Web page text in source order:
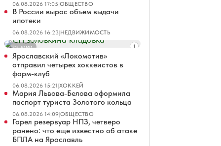
06.08.2026 17:05|ОБЩЕСТВО
В России вырос объем выдачи
ипотеки
06.08.2026 16:23|НЕДВИЖИМОСТЬ
Реклама
Ярославский «Локомотив»
отправил четырех хоккеистов в
фарм-клуб
06.08.2026 15:21|ХОККЕЙ
Мария Львова-Белова оформила
паспорт туриста Золотого кольца
06.08.2026 14:09|ОБЩЕСТВО
Горел резервуар НПЗ, четверо
ранено: что еще известно об атаке
БПЛА на Ярославль